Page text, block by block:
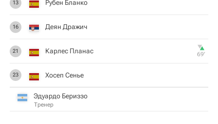
13 Рубен Бланко
16 Деян Дражич
21 Карлес Планас 69‎’‎
23 Хосеп Сенье
Эдуардо Бериззо
Тренер